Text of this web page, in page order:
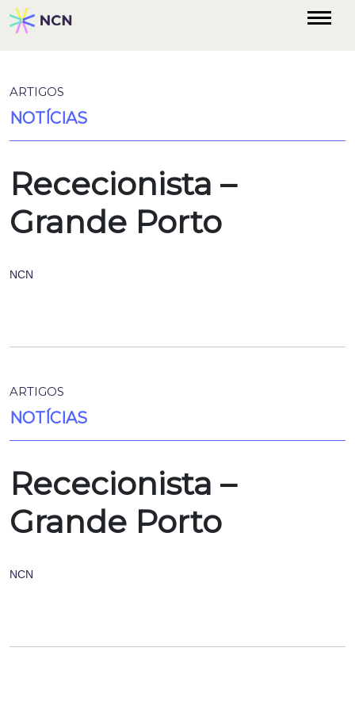
ARTIGOS
NOTÍCIAS
Rececionista –
Grande Porto
NCN
ARTIGOS
NOTÍCIAS
Rececionista –
Grande Porto
NCN